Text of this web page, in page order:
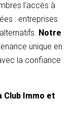
l'accès à
: entreprises
Notre
unique en
la confiance
Club Immo et